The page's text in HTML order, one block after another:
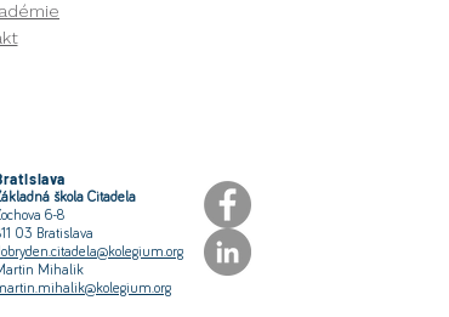
škola Citadela
6-8
03 Bratislava
Mihalik